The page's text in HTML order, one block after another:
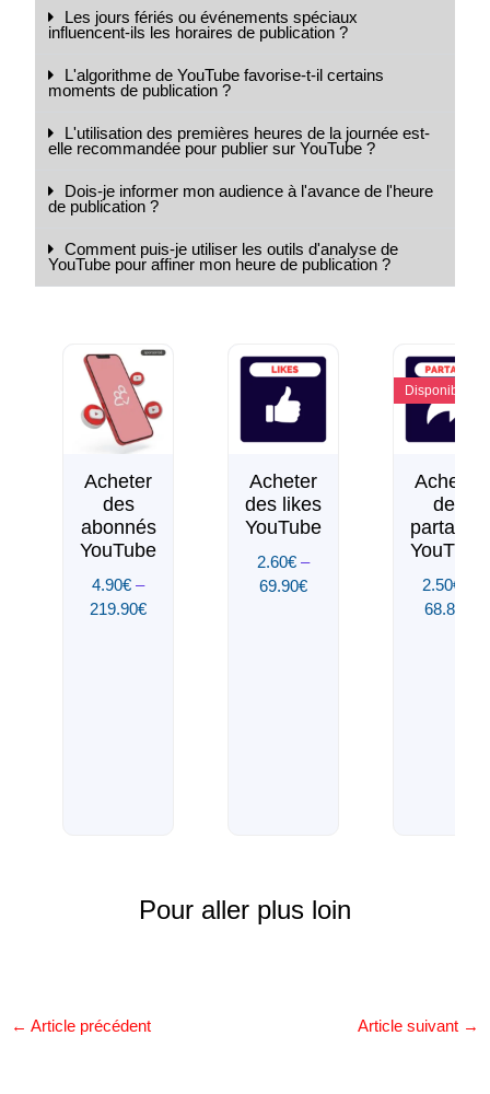
Les jours fériés ou événements spéciaux
influencent-ils les horaires de publication ?
L'algorithme de YouTube favorise-t-il certains
moments de publication ?
L'utilisation des premières heures de la journée est-
elle recommandée pour publier sur YouTube ?
Dois-je informer mon audience à l'avance de l'heure
de publication ?
Comment puis-je utiliser les outils d'analyse de
YouTube pour affiner mon heure de publication ?
Acheter
des
abonnés
YouTube
4.90€ –
219.90€
Acheter
des likes
YouTube
2.60€ –
69.90€
Disponible
Acheter
des
partages
YouTube
2.50€
68.85
Pour aller plus loin
← Article précédent Article suivant →